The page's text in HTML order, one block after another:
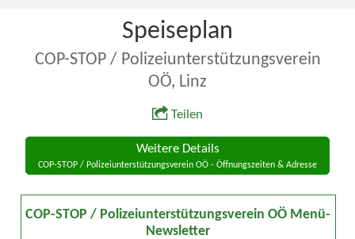
Speiseplan
COP-STOP / Polizeiunterstützungsverein
OÖ, Linz
Teilen
Weitere Details
COP-STOP / Polizeiunterstützungsverein OÖ - Öffnungszeiten & Adresse
COP-STOP / Polizeiunterstützungsverein OÖ Menü-
Newsletter